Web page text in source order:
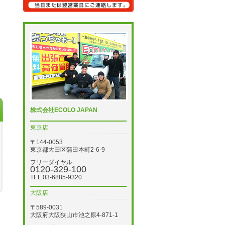
株式会社ECOLO JAPAN
東京店
〒144-0053
東京都大田区蒲田本町2-6-9
フリーダイヤル
0120-329-100
TEL.03-6885-9320
大阪店
〒589-0031
大阪府大阪狭山市池之原4-871-1